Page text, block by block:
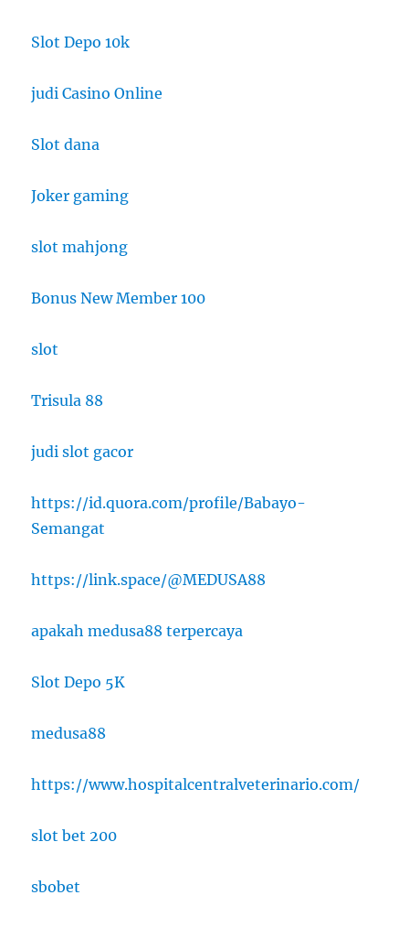
Slot Depo 10k
judi Casino Online
Slot dana
Joker gaming
slot mahjong
Bonus New Member 100
slot
Trisula 88
judi slot gacor
https://id.quora.com/profile/Babayo-
Semangat
https://link.space/@MEDUSA88
apakah medusa88 terpercaya
Slot Depo 5K
medusa88
https://www.hospitalcentralveterinario.com/
slot bet 200
sbobet